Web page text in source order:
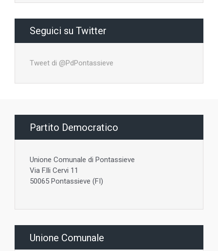
Seguici su Twitter
Tweet di @PdPontassieve
Partito Democratico
Unione Comunale di Pontassieve
Via F.lli Cervi 11
50065 Pontassieve (FI)
Unione Comunale